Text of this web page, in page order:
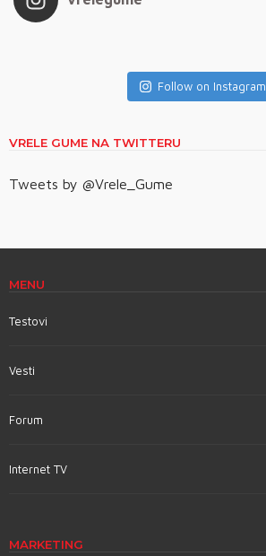
Follow on Instagram
VRELE GUME NA TWITTERU
Tweets by @Vrele_Gume
MENU
Testovi
Vesti
Forum
Internet TV
MARKETING